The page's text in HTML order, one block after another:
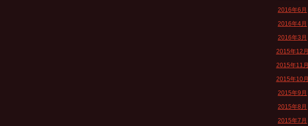
2016年6月
2016年4月
2016年3月
2015年12月
2015年11月
2015年10月
2015年9月
2015年8月
2015年7月